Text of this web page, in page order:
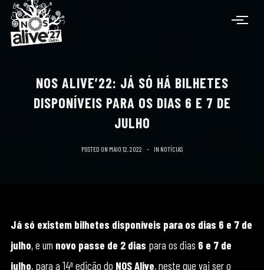
NOS ALIVE’22: JÁ SÓ HÁ BILHETES
DISPONÍVEIS PARA OS DIAS 6 E 7 DE
JULHO
POSTED ON MAIO 12, 2022 IN NOTÍCIAS
Já só existem bilhetes disponíveis para os dias 6 e 7 de
julho, e um novo passe de 2 dias para os dias 6 e 7 de
julho, para a 14ª edição do NOS Alive, neste que vai ser o